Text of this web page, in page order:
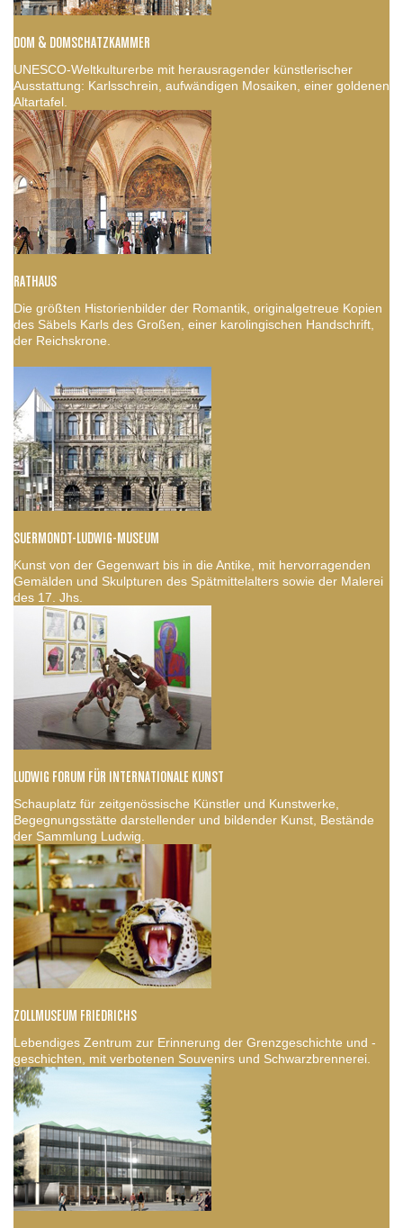
DOM & DOMSCHATZKAMMER
UNESCO-Weltkulturerbe mit herausragender künstlerischer
Ausstattung: Karlsschrein, aufwändigen Mosaiken, einer goldenen
Altartafel.
RATHAUS
Die größten Historienbilder der Romantik, originalgetreue Kopien
des Säbels Karls des Großen, einer karolingischen Handschrift,
der Reichskrone.
SUERMONDT-LUDWIG-MUSEUM
Kunst von der Gegenwart bis in die Antike, mit hervorragenden
Gemälden und Skulpturen des Spätmittelalters sowie der Malerei
des 17. Jhs.
LUDWIG FORUM FÜR INTERNATIONALE KUNST
Schauplatz für zeitgenössische Künstler und Kunstwerke,
Begegnungsstätte darstellender und bildender Kunst, Bestände
der Sammlung Ludwig.
ZOLLMUSEUM FRIEDRICHS
Lebendiges Zentrum zur Erinnerung der Grenzgeschichte und -
geschichten, mit verbotenen Souvenirs und Schwarzbrennerei.